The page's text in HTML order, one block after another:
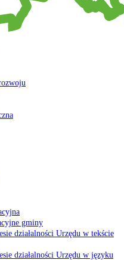
gminy
działalności Urzędu w tekście
działalności Urzędu w języku